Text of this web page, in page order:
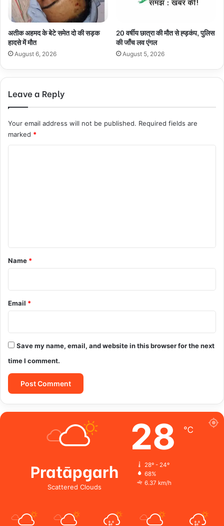
अतीक अहमद के बेटे समेत दो की सड़क
हादसे में मौत
August 6, 2026
20 वर्षीय छात्रा की मौत से ह्ड़कंप, पुलिस
की जाँच लव एंगल
August 5, 2026
Leave a Reply
Your email address will not be published. Required fields are
marked *
*
Name *
Email *
Save my name, email, and website in this browser for the next
time I comment.
Pratāpgarh
Scattered Clouds
28 ℃
28º - 24º
68%
6.37 km/h